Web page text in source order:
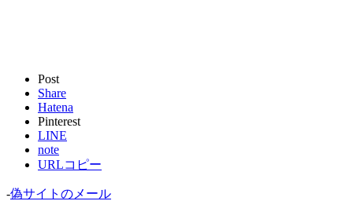
Post
Share
Hatena
Pinterest
LINE
note
URLコピー
-偽サイトのメール